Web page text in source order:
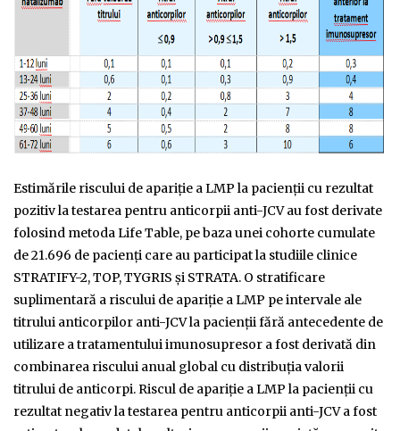
Estimările riscului de apariţie a LMP la pacienţii cu rezultat
pozitiv la testarea pentru anticorpii anti-JCV au fost derivate
folosind metoda Life Table, pe baza unei cohorte cumulate
de 21.696 de pacienţi care au participat la studiile clinice
STRATIFY-2, TOP, TYGRIS şi STRATA. O stratificare
suplimentară a riscului de apariţie a LMP pe intervale ale
titrului anticorpilor anti-JCV la pacienţii fără antecedente de
utilizare a tratamentului imunosupresor a fost derivată din
combinarea riscului anual global cu distribuţia valorii
titrului de anticorpi. Riscul de apariţie a LMP la pacienţii cu
rezultat negativ la testarea pentru anticorpii anti-JCV a fost